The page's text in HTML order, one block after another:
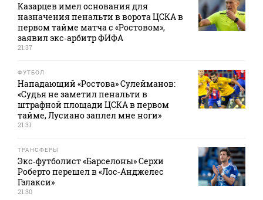
Казарцев имел основания для
назначения пенальти в ворота ЦСКА в
первом тайме матча с «Ростовом»,
заявил экс‑арбитр ФИФА
21:37
ФУТБОЛ
Нападающий «Ростова» Сулейманов:
«Судья не заметил пенальти в
штрафной площади ЦСКА в первом
тайме, Лусиано заплел мне ноги»
21:31
ТРАНСФЕРЫ
Экс‑футболист «Барселоны» Серхи
Роберто перешел в «Лос‑Анджелес
Гэлакси»
21:30